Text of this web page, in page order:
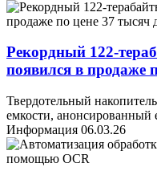
Рекордный 122-
появился в продаже
Твердотельный
емкости, анонсированный
Информация 06.03.26